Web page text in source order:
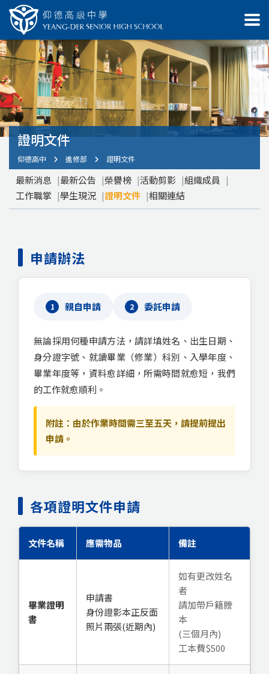
證明文件
仰德高中 進修部 證明文件
最新消息 最新公告 榮譽榜 活動剪影
組織成員
工作職掌
學生現況 證明文件 相關連結
申請辦法
1 親自申請 2 委託申請
無論採用何種申請方法，請詳填姓名、出生日期、
身分證字號、就讀畢業（修業）科別、入學年度、
畢業年度等，資料愈詳細，所需時間就愈短，我們
的工作就愈順利。
附註：由於作業時間需三至五天，請提前提出
申請。
各項證明文件申請
文件名稱 應需物品 備註
畢業證明
書
申請書
身份證影本正反面
照片兩張(近期內)
如有更改姓名
者
請加帶戶籍謄
本
(三個月內)
工本費$500